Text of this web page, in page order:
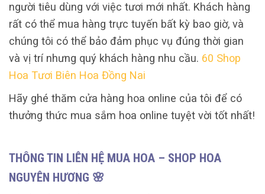
người tiêu dùng với việc tươi mới nhất. Khách hàng
rất có thể mua hàng trực tuyến bất kỳ bao giờ, và
chúng tôi có thể bảo đảm phục vụ đúng thời gian
và vị trí nhưng quý khách hàng nhu cầu. 60 Shop
Hoa Tươi Biên Hoa Đồng Nai
Hãy ghé thăm cửa hàng hoa online của tôi để có
thưởng thức mua sắm hoa online tuyệt vời tốt nhất!
THÔNG TIN LIÊN HỆ MUA HOA – SHOP HOA
NGUYÊN HƯƠNG 🌸